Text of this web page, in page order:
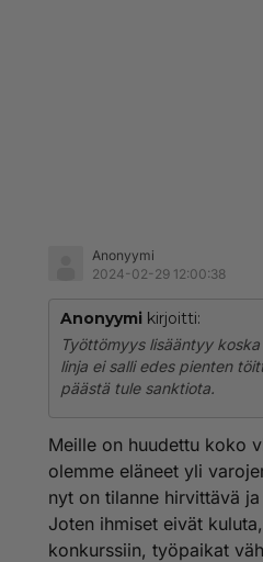
Anonyymi
2024-02-29 12:00:38
Anonyymi kirjoitti:
Työttömyys lisääntyy
linja ei salli edes pienten
päästä tule sanktiota.
Meille on huudettu koko
olemme eläneet yli
nyt on tilanne hirvittävä
Joten ihmiset eivät
konkurssiin, työpaikat